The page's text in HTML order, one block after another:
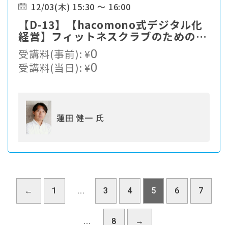
12/03(木) 15:30 ～ 16:00
【D-13】【hacomono式デジタル化
経営】フィットネスクラブのための体
験デザイン・DXの未来
受講料(事前):¥0
受講料(当日):¥0
蓮田 健一 氏
← 1 ... 3 4 5 6 7
... 8 →